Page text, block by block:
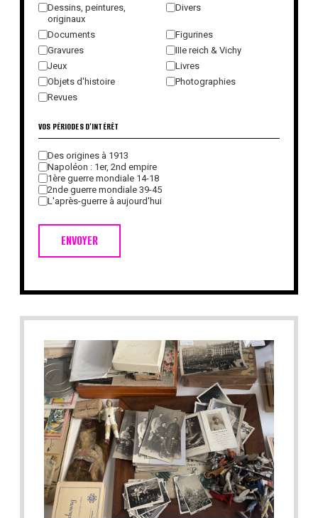
Dessins, peintures,
originaux
Divers
Documents
Figurines
Gravures
IIIe reich & Vichy
Jeux
Livres
Objets d'histoire
Photographies
Revues
ENVOYER
VOS PÉRIODES D'INTÉRÊT
Des origines à 1913
Napoléon : 1er, 2nd empire
1ère guerre mondiale 14-18
2nde guerre mondiale 39-45
L'après-guerre à aujourd'hui